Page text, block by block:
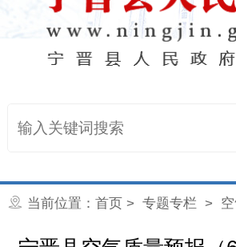
当前位置： 首页 > 专题专栏 >